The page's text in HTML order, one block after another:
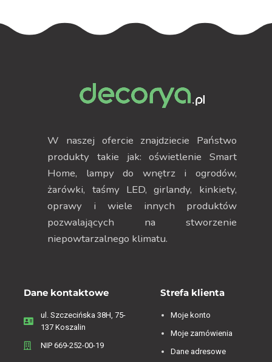
W naszej ofercie znajdziecie Państwo
produkty takie jak: oświetlenie Smart
Home, lampy do wnętrz i ogrodów,
żarówki, taśmy LED, girlandy, kinkiety,
oprawy i wiele innych produktów
pozwalających na stworzenie
niepowtarzalnego klimatu.
Dane kontaktowe
ul. Szczecińska 38H, 75-
137 Koszalin
NIP 669-252-00-19
Strefa klienta
Moje konto
Moje zamówienia
Dane adresowe